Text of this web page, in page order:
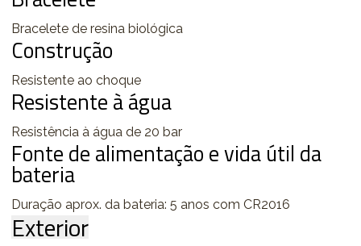
Bracelete de resina biológica
Construção
Resistente ao choque
Resistente à água
Resistência à água de 20 bar
Fonte de alimentação e vida útil da
bateria
Duração aprox. da bateria: 5 anos com CR2016
Exterior